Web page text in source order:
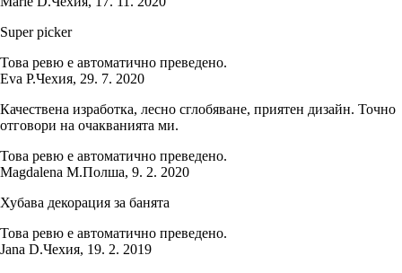
Super picker
Това ревю е автоматично преведено.
Eva P.Чехия, 29. 7. 2020
Качествена изработка, лесно сглобяване, приятен дизайн. Точно
отговори на очакванията ми.
Това ревю е автоматично преведено.
Magdalena M.Полша, 9. 2. 2020
Хубава декорация за банята
Това ревю е автоматично преведено.
Jana D.Чехия, 19. 2. 2019